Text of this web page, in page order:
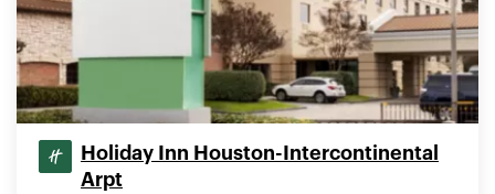
Holiday Inn Houston-Intercontinental
Arpt